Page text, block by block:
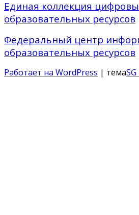
Единая коллекция
образовательных ресурсов
Федеральный центр
образовательных ресурсов
Работает на WordPress | тема